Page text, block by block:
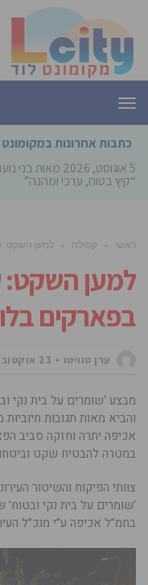
תפריט
כתבות אחרונות
5 אוגוסט, 2026
מאות בני
“קיץ בטוח, ערכי ומהנה”
ראשי » קהילה » למען השקט:
למען השקט:
בפארקים
ערן טוויטו 23 אוקטובר, 2025
מבצע ‘שומרים על בית נקי
והביא מאות תגובות
אכיפה יתרה וחזקה סביב
במטרה להבטיח שקט
צוותי הפיקוח והשיטור
‘שומרים על בית נקי
בחמ”ל אכיפה ע”י מנכ”ל